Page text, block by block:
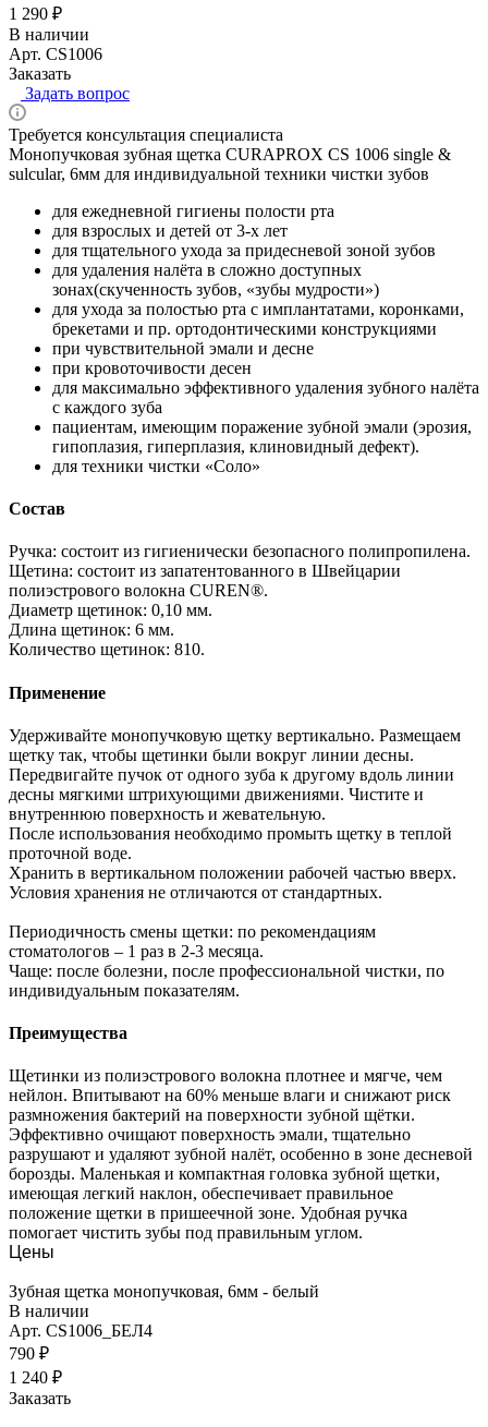
1 290 ₽
В наличии
Арт. CS1006
Заказать
Задать вопрос
Требуется консультация специалиста
Монопучковая зубная щетка CURAPROX CS 1006 single &
sulcular, 6мм для индивидуальной техники чистки зубов
для ежедневной гигиены полости рта
для взрослых и детей от 3-х лет
для тщательного ухода за придесневой зоной зубов
для удаления налёта в сложно доступных
зонах(скученность зубов, «зубы мудрости»)
для ухода за полостью рта с имплантатами, коронками,
брекетами и пр. ортодонтическими конструкциями
при чувствительной эмали и десне
при кровоточивости десен
для максимально эффективного удаления зубного налёта
с каждого зуба
пациентам, имеющим поражение зубной эмали (эрозия,
гипоплазия, гиперплазия, клиновидный дефект).
для техники чистки «Соло»
Состав
Ручка: состоит из гигиенически безопасного полипропилена.
Щетина: состоит из запатентованного в Швейцарии
полиэстрового волокна CUREN®.
Диаметр щетинок: 0,10 мм.
Длина щетинок: 6 мм.
Количество щетинок: 810.
Применение
Удерживайте монопучковую щетку вертикально. Размещаем
щетку так, чтобы щетинки были вокруг линии десны.
Передвигайте пучок от одного зуба к другому вдоль линии
десны мягкими штрихующими движениями. Чистите и
внутреннюю поверхность и жевательную.
После использования необходимо промыть щетку в теплой
проточной воде.
Хранить в вертикальном положении рабочей частью вверх.
Условия хранения не отличаются от стандартных.
Периодичность смены щетки: по рекомендациям
стоматологов – 1 раз в 2-3 месяца.
Чаще: после болезни, после профессиональной чистки, по
индивидуальным показателям.
Преимущества
Щетинки из полиэстрового волокна плотнее и мягче, чем
нейлон. Впитывают на 60% меньше влаги и снижают риск
размножения бактерий на поверхности зубной щётки.
Эффективно очищают поверхность эмали, тщательно
разрушают и удаляют зубной налёт, особенно в зоне десневой
борозды. Маленькая и компактная головка зубной щетки,
имеющая легкий наклон, обеспечивает правильное
положение щетки в пришеечной зоне. Удобная ручка
помогает чистить зубы под правильным углом.
Цены
Зубная щетка монопучковая, 6мм - белый
В наличии
Арт. CS1006_БЕЛ4
790 ₽
1 240 ₽
Заказать